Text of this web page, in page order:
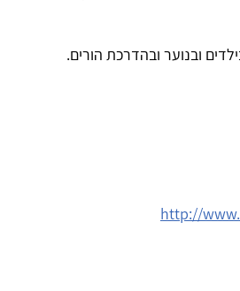
ובנוער ובהדרכת הורים.
http://